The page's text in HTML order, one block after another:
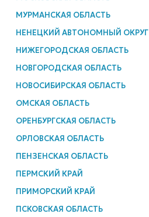
МУРМАНСКАЯ ОБЛАСТЬ
НЕНЕЦКИЙ АВТОНОМНЫЙ ОКРУГ
НИЖЕГОРОДСКАЯ ОБЛАСТЬ
НОВГОРОДСКАЯ ОБЛАСТЬ
НОВОСИБИРСКАЯ ОБЛАСТЬ
ОМСКАЯ ОБЛАСТЬ
ОРЕНБУРГСКАЯ ОБЛАСТЬ
ОРЛОВСКАЯ ОБЛАСТЬ
ПЕНЗЕНСКАЯ ОБЛАСТЬ
ПЕРМСКИЙ КРАЙ
ПРИМОРСКИЙ КРАЙ
ПСКОВСКАЯ ОБЛАСТЬ